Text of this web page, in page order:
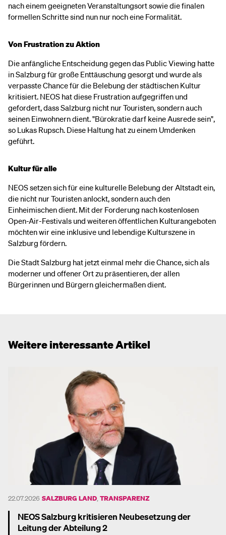
nach einem geeigneten Veranstaltungsort sowie die finalen
formellen Schritte sind nun nur noch eine Formalität.
Von Frustration zu Aktion
Die anfängliche Entscheidung gegen das Public Viewing hatte
in Salzburg für große Enttäuschung gesorgt und wurde als
verpasste Chance für die Belebung der städtischen Kultur
kritisiert. NEOS hat diese Frustration aufgegriffen und
gefordert, dass Salzburg nicht nur Touristen, sondern auch
seinen Einwohnern dient. "Bürokratie darf keine Ausrede sein",
so Lukas Rupsch. Diese Haltung hat zu einem Umdenken
geführt.
Kultur für alle
NEOS setzen sich für eine kulturelle Belebung der Altstadt ein,
die nicht nur Touristen anlockt, sondern auch den
Einheimischen dient. Mit der Forderung nach kostenlosen
Open-Air-Festivals und weiteren öffentlichen Kulturangeboten
möchten wir eine inklusive und lebendige Kulturszene in
Salzburg fördern.
Die Stadt Salzburg hat jetzt einmal mehr die Chance, sich als
moderner und offener Ort zu präsentieren, der allen
Bürgerinnen und Bürgern gleichermaßen dient.
Weitere interessante Artikel
22.07.2026 SALZBURG LAND TRANSPARENZ
NEOS Salzburg kritisieren Neubesetzung der
Leitung der Abteilung 2